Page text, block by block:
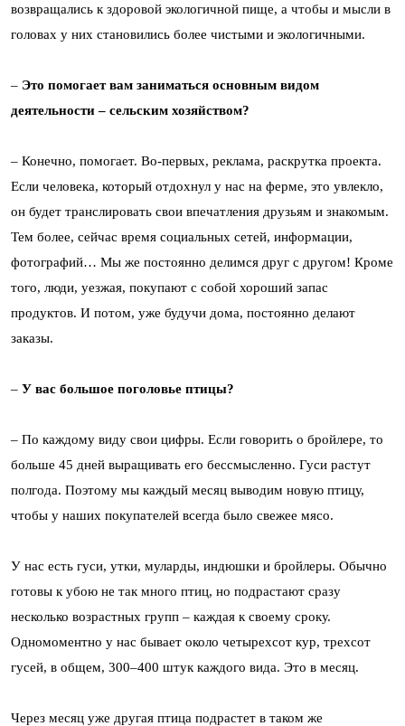
возвращались к здоровой экологичной пище, а чтобы и мысли в
головах у них становились более чистыми и экологичными.
– Это помогает вам заниматься основным видом
деятельности – сельским хозяйством?
– Конечно, помогает. Во-первых, реклама, раскрутка проекта.
Если человека, который отдохнул у нас на ферме, это увлекло,
он будет транслировать свои впечатления друзьям и знакомым.
Тем более, сейчас время социальных сетей, информации,
фотографий… Мы же постоянно делимся друг с другом! Кроме
того, люди, уезжая, покупают с собой хороший запас
продуктов. И потом, уже будучи дома, постоянно делают
заказы.
– У вас большое поголовье птицы?
– По каждому виду свои цифры. Если говорить о бройлере, то
больше 45 дней выращивать его бессмысленно. Гуси растут
полгода. Поэтому мы каждый месяц выводим новую птицу,
чтобы у наших покупателей всегда было свежее мясо.
У нас есть гуси, утки, муларды, индюшки и бройлеры. Обычно
готовы к убою не так много птиц, но подрастают сразу
несколько возрастных групп – каждая к своему сроку.
Одномоментно у нас бывает около четырехсот кур, трехсот
гусей, в общем, 300–400 штук каждого вида. Это в месяц.
Через месяц уже другая птица подрастет в таком же